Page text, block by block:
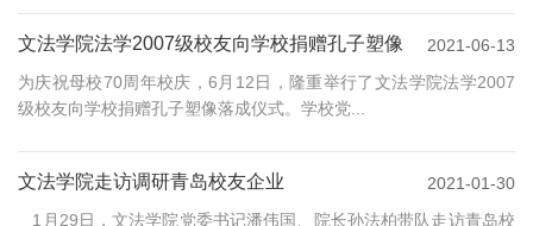
文法学院法学2007级校友向学校捐赠孔子塑像
2021-06-13
为庆祝母校70周年校庆，6月12日，隆重举行了文法学院法学2007
级校友向学校捐赠孔子塑像落成仪式。学校党...
文法学院走访调研青岛校友企业
2021-01-30
1月29日，文法学院党委书记潘伟国、院长孙法柏带队走访青岛校